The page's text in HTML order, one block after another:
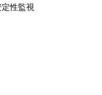
性監視